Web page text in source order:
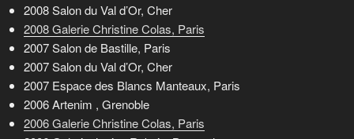
2008 Salon du Val d’Or, Cher
2008 Galerie Christine Colas, Paris
2007 Salon de Bastille, Paris
2007 Salon du Val d’Or, Cher
2007 Espace des Blancs Manteaux, Paris
2006 Artenim , Grenoble
2006 Galerie Christine Colas, Paris